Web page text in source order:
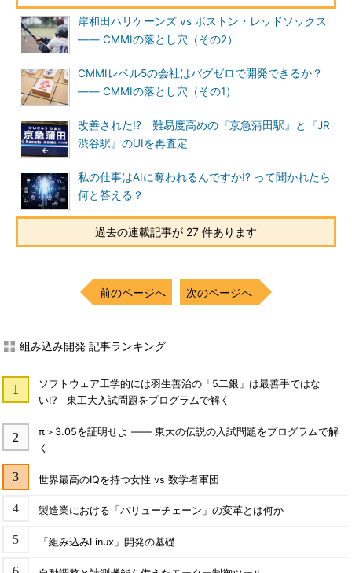
岸和田ハリケーンズ vs ボストン・レッドソックス
―― CMMIの落とし穴（その2）
CMMIレベル5の会社はバグゼロで開発できるか？
―― CMMIの落とし穴（その1）
改善された!? 難易度高めの『京急蒲田駅』と『JR
渋谷駅』のUIを再査定
私の仕事はAIに奪われるんですか!? って聞かれたら
何と答える？
過去の連載記事が 27 件あります
前のページへ 次のページへ
組み込み開発 記事ランキング
ソフトウェア工学的には羽生善治の「5二銀」は最善手ではな
い!? 東工大入試問題をプログラムで解く
π＞3.05を証明せよ ―― 東大の伝説の入試問題をプログラムで解
く
世界最高のIQを持つ女性 vs 数学者軍団
製造業における「バリューチェーン」の変革とは何か
「組み込みLinux」開発の基礎